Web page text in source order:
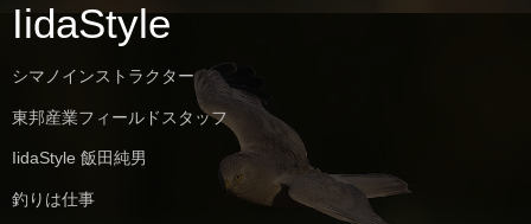
IidaStyle
シマノインストラクター
東邦産業フィールドスタッフ
IidaStyle 飯田純男
釣りは仕事